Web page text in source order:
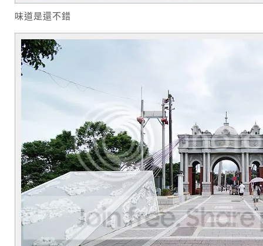
味道是還不錯